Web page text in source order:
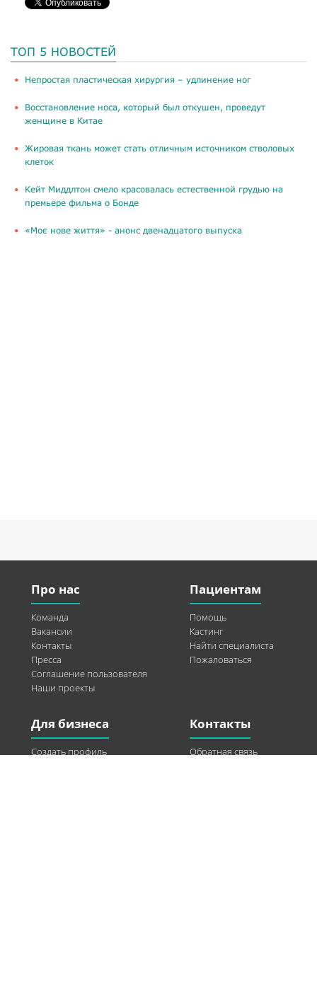
ТОП 5 НОВОСТЕЙ
​Непростая пластическая хирургия – удлинение ног
Восстановление носа, который был откушен, проведут
женщине в Китае
Жировая ткань может стать отличным источником стволовых
клеток
Кейт Миддлтон смело красовалась естественной грудью на
премьере фильма о Бонде
«Моє нове життя» - анонс двенадцатого выпуска
Про нас
Команда
Вакансии
Контакты
Пресса
Соглашение пользователя
Наши проекты
Пациентам
Помощь
Кастинг
Найти специалиста
Пожаловаться
Для бизнеса
Создать профиль
Контакты
Обратная связь